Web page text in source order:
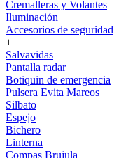
Cremalleras y Volantes
Iluminación
Accesorios de seguridad
+
Salvavidas
Pantalla radar
Botiquin de emergencia
Pulsera Evita Mareos
Silbato
Espejo
Bichero
Linterna
Compas Brujula